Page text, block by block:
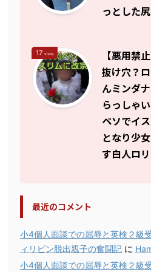
っとした
17 view
【悪用禁
抜け穴？
んミンダ
らっしゃ
ペソでイ
となり少
す白人ロ
最近のコメント
小4個人面談での屈辱と英検２級
ィリピン脱出親子の奮闘記 に
小4個人面談での屈辱と英検２級